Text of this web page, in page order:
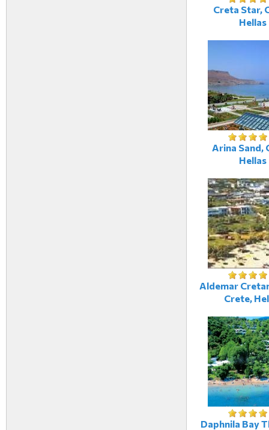
Creta Star,
Hellas
Arina Sand,
Hellas
Aldemar
Crete,
Daphnila Bay